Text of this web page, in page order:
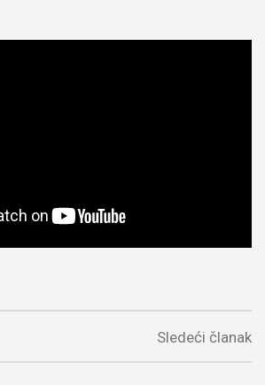
Sledeći članak